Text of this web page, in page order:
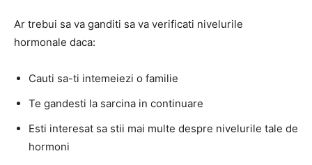
Ar trebui sa va ganditi sa va verificati nivelurile
hormonale daca:
Cauti sa-ti intemeiezi o familie
Te gandesti la sarcina in continuare
Esti interesat sa stii mai multe despre nivelurile tale de
hormoni